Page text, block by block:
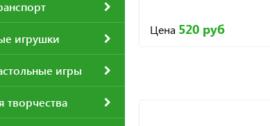
игрушки
игры
творчества
Цена 520 руб